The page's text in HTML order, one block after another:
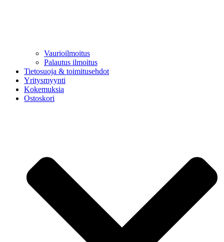
Vaurioilmoitus
Palautus ilmoitus
Tietosuoja & toimitusehdot
Yritysmyynti
Kokemuksia
Ostoskori